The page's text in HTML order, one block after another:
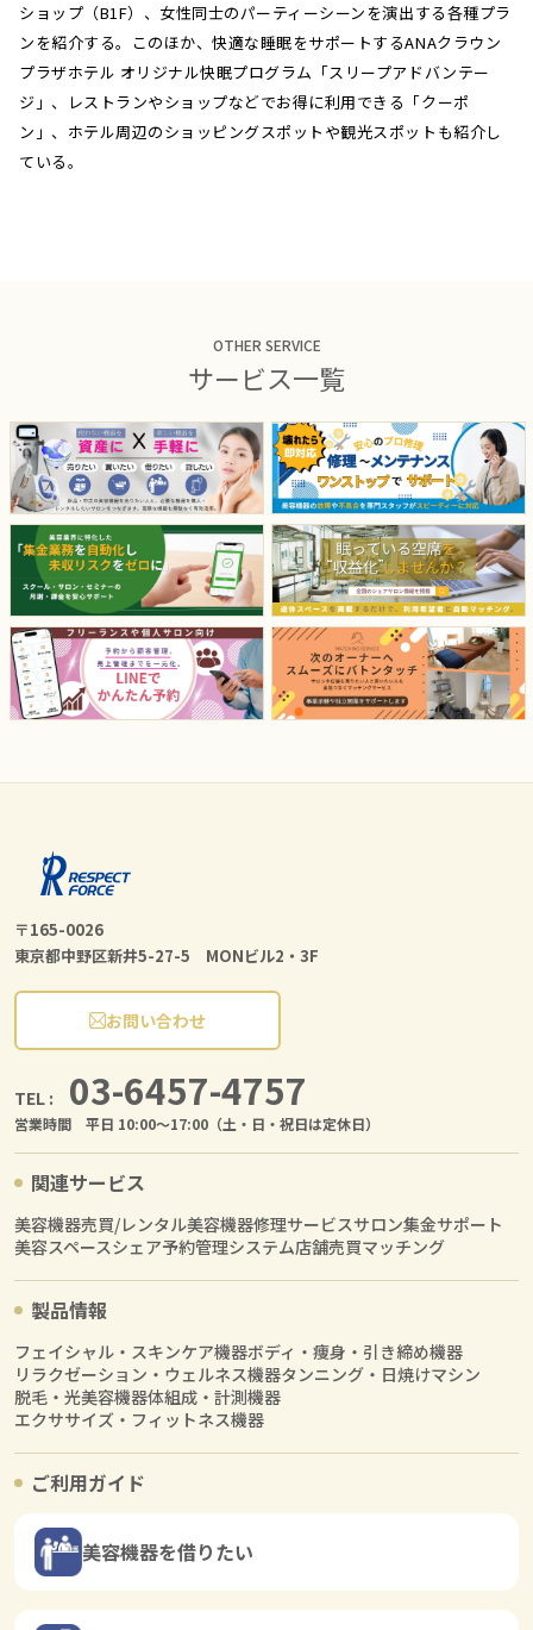
ショップ（B1F）、女性同士のパーティーシーンを演出する各種プラ
ンを紹介する。このほか、快適な睡眠をサポートするANAクラウン
プラザホテル オリジナル快眠プログラム「スリープアドバンテー
ジ」、レストランやショップなどでお得に利用できる「クーポ
ン」、ホテル周辺のショッピングスポットや観光スポットも紹介し
ている。
OTHER SERVICE
サービス一覧
〒165-0026
東京都中野区新井5-27-5 MONビル2・3F
お問い合わせ
TEL : 03-6457-4757
営業時間 平日 10:00〜17:00（土・日・祝日は定休日）
関連サービス
美容機器売買/レンタル美容機器修理サービスサロン集金サポート
美容スペースシェア予約管理システム店舗売買マッチング
製品情報
フェイシャル・スキンケア機器ボディ・痩身・引き締め機器
リラクゼーション・ウェルネス機器タンニング・日焼けマシン
脱毛・光美容機器体組成・計測機器
エクササイズ・フィットネス機器
ご利用ガイド
美容機器を借りたい